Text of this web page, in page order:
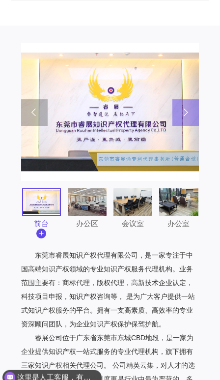
前台
+
办公区 会议室 办公室
东莞市睿展知识产权代理有限公司，是一家专注于中
国高端知识产权领域的专业知识产权服务代理机构。业务
范围主要有：商标代理，版权代理，高新技术企业认定，
科技项目申报，知识产权咨询等， 是为广大客户提供一站
式知识产权服务的平台。拥有一支高素质、高效率的专业
资深顾问团队，为企业知识产权保护保驾护航。
睿展公司位于广东省东莞市东城CBD地段，是一家为
企业提供知识产权一站式服务的专业代理机构，旗下拥有
三家知识产权相关代理公司。 公司精英云集，对人才的选
这里是人工客服，有是么想要咨询吗？